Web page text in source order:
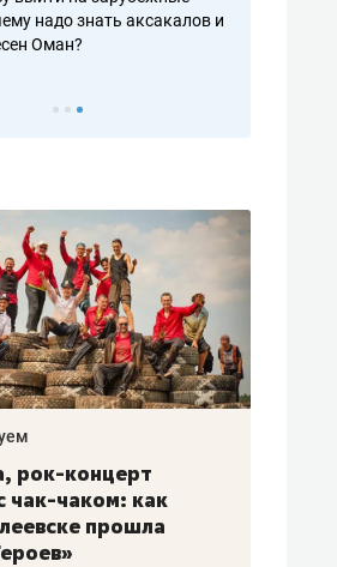
надо знать аксакалов и
Оман?
рок-концерт
чак-чаком: как
прошла